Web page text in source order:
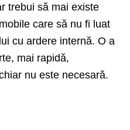
trebui să mai existe
care să nu fi luat
cu ardere internă. O a
mai rapidă,
nu este necesară.